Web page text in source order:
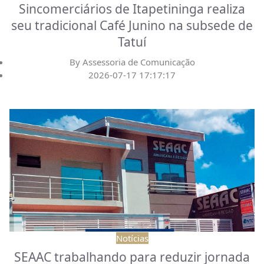
Sincomerciários de Itapetininga realiza
seu tradicional Café Junino na subsede de
Tatuí
By Assessoria de Comunicação
2026-07-17 17:17:17
Notícias
SEAAC trabalhando para reduzir jornada